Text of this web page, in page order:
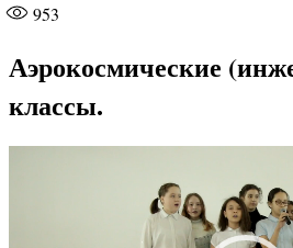
953
Аэрокосмические
классы.